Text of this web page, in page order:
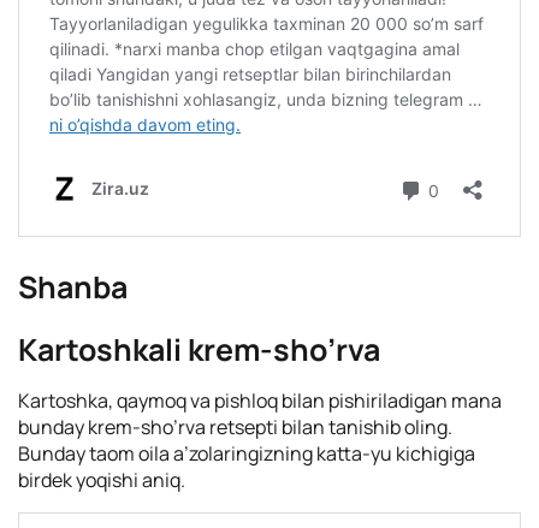
Shanba
Kartoshkali krem-sho’rva
Kartoshka, qaymoq va pishloq bilan pishiriladigan mana
bunday krem-sho’rva retsepti bilan tanishib oling.
Bunday taom oila a’zolaringizning katta-yu kichigiga
birdek yoqishi aniq.